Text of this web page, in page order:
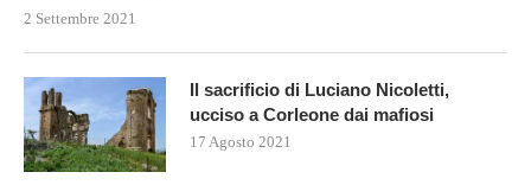
2 Settembre 2021
Il sacrificio di Luciano Nicoletti,
ucciso a Corleone dai mafiosi
17 Agosto 2021